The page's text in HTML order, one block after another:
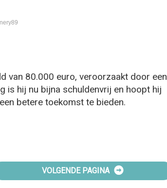
van 80.000 euro, veroorzaakt door een
is hij nu bijna schuldenvrij en hoopt hij
betere toekomst te bieden.
VOLGENDE PAGINA